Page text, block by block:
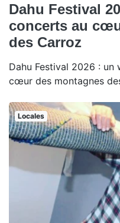
Dahu Festival
concerts au
des Carroz
Dahu Festival 2026 : un
cœur des montagnes
Locales